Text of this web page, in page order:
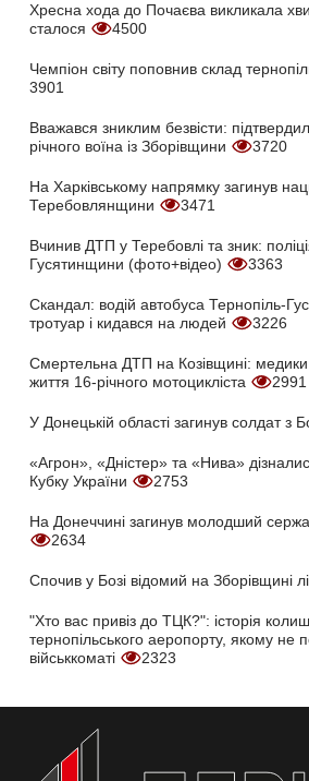
Хресна хода до Почаєва викликала
сталося
4500
Чемпіон світу поповнив склад
3901
Вважався зниклим безвісти:
річного воїна із Зборівщини
3720
На Харківському напрямку загинув
Теребовлянщини
3471
Вчинив ДТП у Теребовлі та зник:
Гусятинщини (фото+відео)
3363
Скандал: водій автобуса Тернопіль-
тротуар і кидався на людей
3226
Смертельна ДТП на Козівщині:
життя 16-річного мотоцикліста
2991
У Донецькій області загинув солдат з
«Агрон», «Дністер» та «Нива»
Кубку України
2753
На Донеччині загинув молодший
2634
Спочив у Бозі відомий на Зборівщині
"Хто вас привіз до ТЦК?": історія
тернопільського аеропорту, якому не
військкоматі
2323